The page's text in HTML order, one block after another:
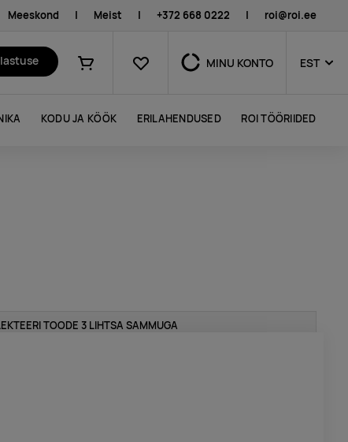
Meeskond | Meist | +372 668 0222 | roi@roi.ee
Ostukorv
Lemmikud MINU KONTO EST
KODU JA KÖÖK ERILAHENDUSED ROI TÖÖRIIDED
TOODE 3 LIHTSA SAMMUGA